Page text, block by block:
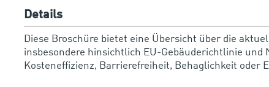
Details
Diese Broschüre bietet eine Übersicht über die
insbesondere hinsichtlich EU-Gebäuderichtlinie und
Kosteneffizienz, Barrierefreiheit, Behaglichkeit oder